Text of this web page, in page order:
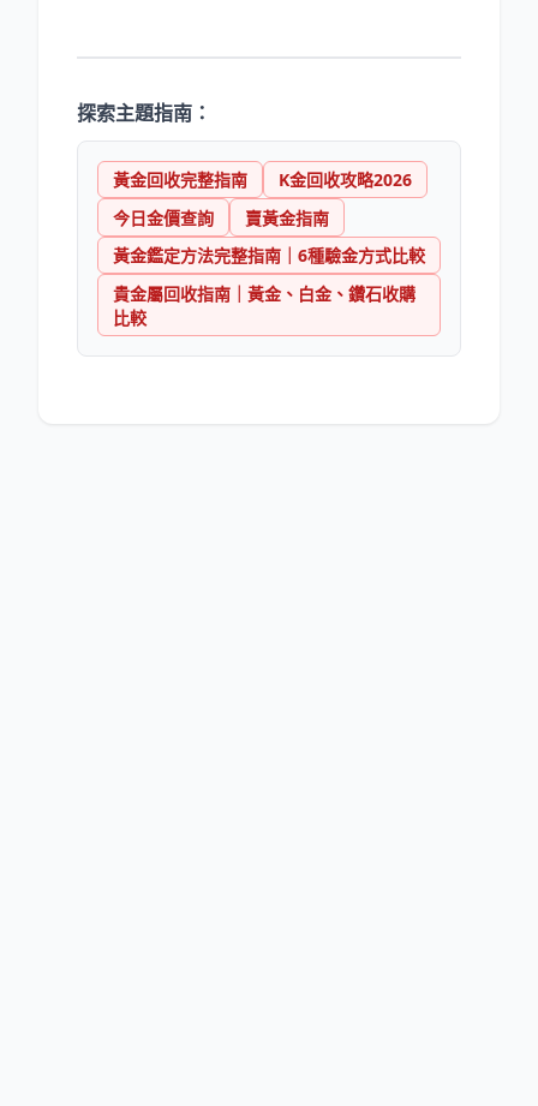
探索主題指南：
黃金回收完整指南
K金回收攻略2026
今日金價查詢
賣黃金指南
黃金鑑定方法完整指南｜6種驗金方式比較
貴金屬回收指南｜黃金、白金、鑽石收購
比較